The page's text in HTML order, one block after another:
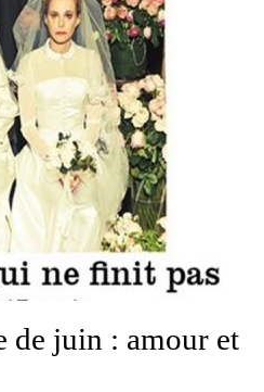
de juin : amour et